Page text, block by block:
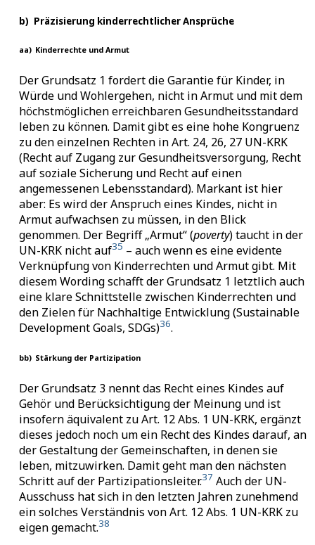
b) Präzisierung kinderrechtlicher Ansprüche
aa) Kinderrechte und Armut
Der Grundsatz 1 fordert die Garantie für Kinder, in
Würde und Wohlergehen, nicht in Armut und mit dem
höchstmöglichen erreichbaren Gesundheitsstandard
leben zu können. Damit gibt es eine hohe Kongruenz
zu den einzelnen Rechten in Art. 24, 26, 27 UN-KRK
(Recht auf Zugang zur Gesundheitsversorgung, Recht
auf soziale Sicherung und Recht auf einen
angemessenen Lebensstandard). Markant ist hier
aber: Es wird der Anspruch eines Kindes, nicht in
Armut aufwachsen zu müssen, in den Blick
genommen. Der Begriff „Armut“ (poverty) taucht in der
UN-KRK nicht auf35 – auch wenn es eine evidente
Verknüpfung von Kinderrechten und Armut gibt. Mit
diesem Wording schafft der Grundsatz 1 letztlich auch
eine klare Schnittstelle zwischen Kinderrechten und
den Zielen für Nachhaltige Entwicklung (Sustainable
Development Goals, SDGs)36.
bb) Stärkung der Partizipation
Der Grundsatz 3 nennt das Recht eines Kindes auf
Gehör und Berücksichtigung der Meinung und ist
insofern äquivalent zu Art. 12 Abs. 1 UN-KRK, ergänzt
dieses jedoch noch um ein Recht des Kindes darauf, an
der Gestaltung der Gemeinschaften, in denen sie
leben, mitzuwirken. Damit geht man den nächsten
Schritt auf der Partizipationsleiter.37 Auch der UN-
Ausschuss hat sich in den letzten Jahren zunehmend
ein solches Verständnis von Art. 12 Abs. 1 UN-KRK zu
eigen gemacht.38